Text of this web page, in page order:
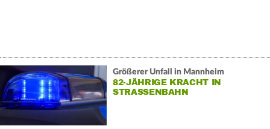
Größerer Unfall in Mannheim
82-JÄHRIGE KRACHT IN
STRASSENBAHN